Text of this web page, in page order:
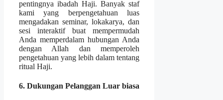
pentingnya ibadah Haji. Banyak staf
kami yang berpengetahuan luas
mengadakan seminar, lokakarya, dan
sesi interaktif buat mempermudah
Anda memperdalam hubungan Anda
dengan Allah dan memperoleh
pengetahuan yang lebih dalam tentang
ritual Haji.
6. Dukungan Pelanggan Luar biasa